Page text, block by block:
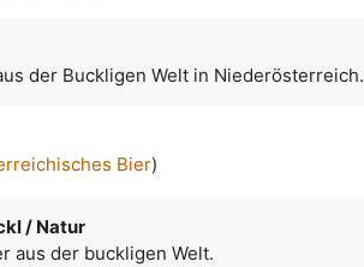
der Buckligen Welt in Niederösterreich.
Bier)
/ Natur
aus der buckligen Welt.